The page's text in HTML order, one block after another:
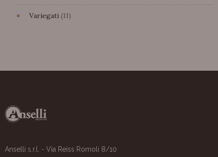
prodotti
Variegati 1111
Anselli s.r.l. - Via Reiss Romoli 8/10